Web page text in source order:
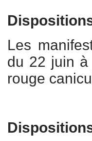
Les
du 22 juin à
rouge